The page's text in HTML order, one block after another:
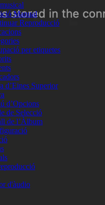
Manual
Reproducció
per etiquetes
d’Eines Superior
d’Opcions
de Selecció
de l’Àlbum
d'àudio